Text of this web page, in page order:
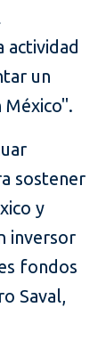
actividad
un
sostener
y
inversor
fondos
Saval,